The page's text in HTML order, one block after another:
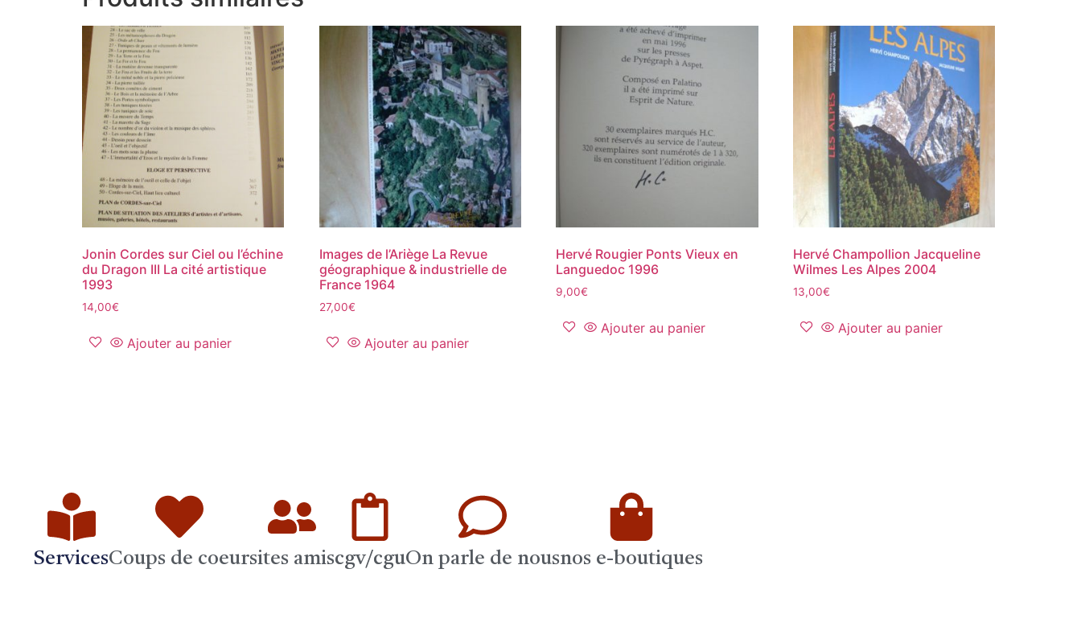
Jonin Cordes sur Ciel ou l’échine
du Dragon III La cité artistique
1993
14,00€
Ajouter au panier
Images de l’Ariège La Revue
géographique & industrielle de
France 1964
27,00€
Ajouter au panier
Hervé Rougier Ponts Vieux en
Languedoc 1996
9,00€
Ajouter au panier
Hervé Champollion Jacqueline
Wilmes Les Alpes 2004
13,00€
Ajouter au panier
ServicesCoups de coeursites amiscgv/cguOn parle de nousnos e-boutiques